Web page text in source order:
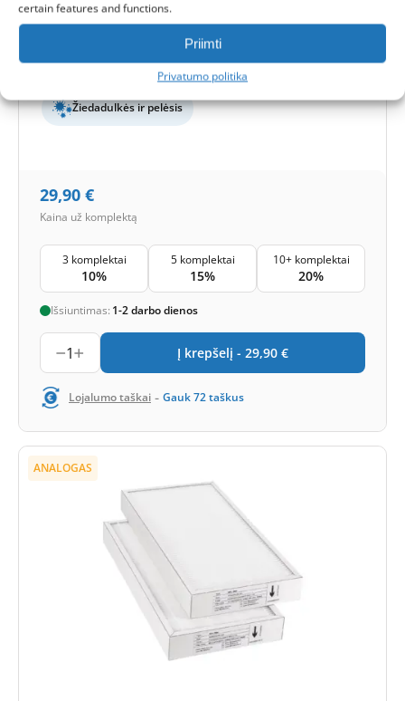
certain features and functions.
Priimti
Privatumo politika
Filtrų kiekis komplekte:2 filtrai
Smogas ir bakterijos
Žiedadulkės ir pelėsis
29,90 €
Kaina už komplektą
3 komplektai
10%
5 komplektai
15%
10+ komplektai
20%
Išsiuntimas: 1-2 darbo dienos
1 Į krepšelį - 29,90 €
Lojalumo taškai - Gauk72taškus
ANALOGAS